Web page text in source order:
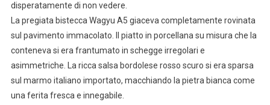
disperatamente di non vedere.
La pregiata bistecca Wagyu A5 giaceva completamente rovinata
sul pavimento immacolato. Il piatto in porcellana su misura che la
conteneva si era frantumato in schegge irregolari e
asimmetriche. La ricca salsa bordolese rosso scuro si era sparsa
sul marmo italiano importato, macchiando la pietra bianca come
una ferita fresca e innegabile.